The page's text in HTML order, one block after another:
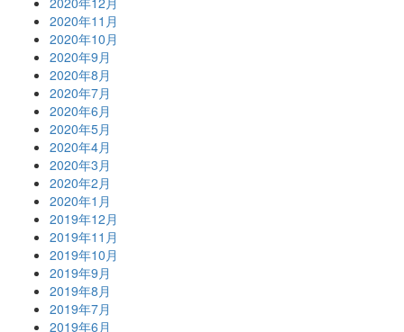
2020年11月
2020年10月
2020年9月
2020年8月
2020年7月
2020年6月
2020年5月
2020年4月
2020年3月
2020年2月
2020年1月
2019年12月
2019年11月
2019年10月
2019年9月
2019年8月
2019年7月
2019年6月